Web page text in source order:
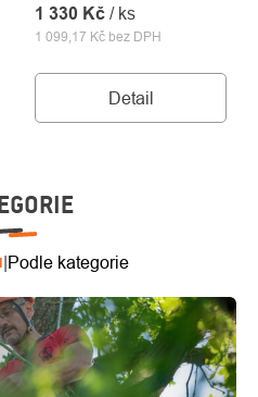
1 099,17 Kč bez DPH
1 330 Kč / ks
Detail
|Podle kategorie